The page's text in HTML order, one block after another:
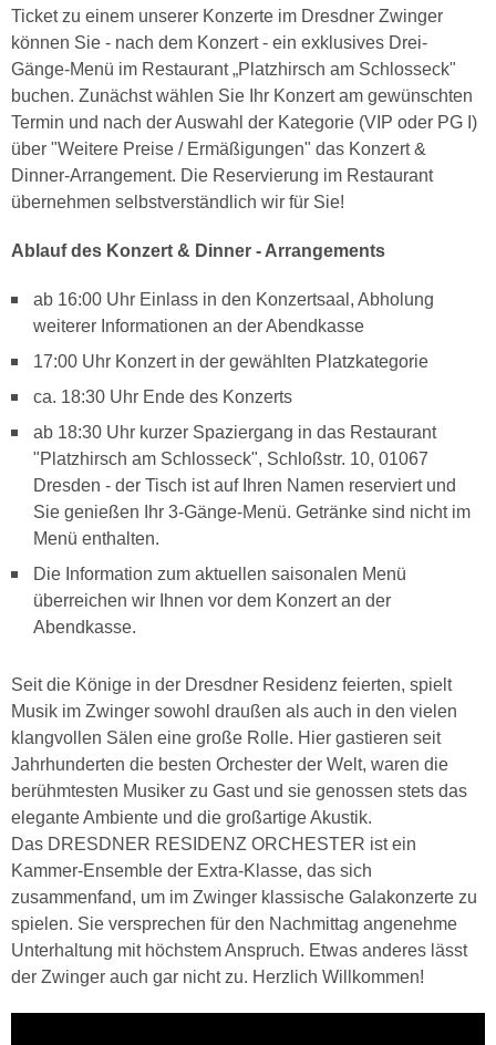
Ticket zu einem unserer Konzerte im Dresdner Zwinger
können Sie - nach dem Konzert - ein exklusives Drei-
Gänge-Menü im Restaurant „Platzhirsch am Schlosseck"
buchen. Zunächst wählen Sie Ihr Konzert am gewünschten
Termin und nach der Auswahl der Kategorie (VIP oder PG I)
über "Weitere Preise / Ermäßigungen" das Konzert &
Dinner-Arrangement. Die Reservierung im Restaurant
übernehmen selbstverständlich wir für Sie!
Ablauf des Konzert & Dinner - Arrangements
ab 16:00 Uhr Einlass in den Konzertsaal, Abholung
weiterer Informationen an der Abendkasse
17:00 Uhr Konzert in der gewählten Platzkategorie
ca. 18:30 Uhr Ende des Konzerts
ab 18:30 Uhr kurzer Spaziergang in das Restaurant
"Platzhirsch am Schlosseck", Schloßstr. 10, 01067
Dresden - der Tisch ist auf Ihren Namen reserviert und
Sie genießen Ihr 3-Gänge-Menü. Getränke sind nicht im
Menü enthalten.
Die Information zum aktuellen saisonalen Menü
überreichen wir Ihnen vor dem Konzert an der
Abendkasse.
Seit die Könige in der Dresdner Residenz feierten, spielt
Musik im Zwinger sowohl draußen als auch in den vielen
klangvollen Sälen eine große Rolle. Hier gastieren seit
Jahrhunderten die besten Orchester der Welt, waren die
berühmtesten Musiker zu Gast und sie genossen stets das
elegante Ambiente und die großartige Akustik.
Das DRESDNER RESIDENZ ORCHESTER ist ein
Kammer-Ensemble der Extra-Klasse, das sich
zusammenfand, um im Zwinger klassische Galakonzerte zu
spielen. Sie versprechen für den Nachmittag angenehme
Unterhaltung mit höchstem Anspruch. Etwas anderes lässt
der Zwinger auch gar nicht zu. Herzlich Willkommen!